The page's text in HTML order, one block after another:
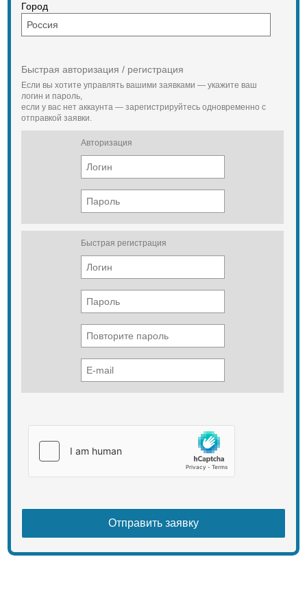
Город
Быстрая авторизация / регистрация
Если вы хотите управлять вашими заявками — укажите ваш
логин и пароль,
если у вас нет аккаунта — зарегистрируйтесь одновременно с
отправкой заявки.
Авторизация
Быстрая регистрация